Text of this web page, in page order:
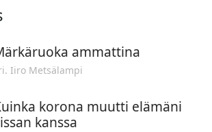
ammattina
Iiro Metsälampi
korona muutti elämäni
kanssa